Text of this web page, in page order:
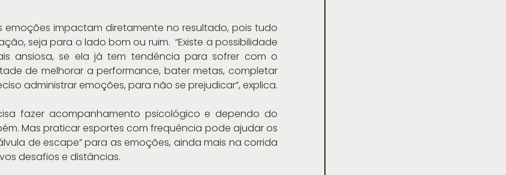
emoções impactam diretamente no resultado, pois tudo
seja para o lado bom ou ruim.  “Existe a possibilidade
ansiosa, se ela já tem tendência para sofrer com o
de melhorar a performance, bater metas, completar
administrar emoções, para não se prejudicar”, explica.
fazer acompanhamento psicológico e dependo do
Mas praticar esportes com frequência pode ajudar os
de escape” para as emoções, ainda mais na corrida
desafios e distâncias.